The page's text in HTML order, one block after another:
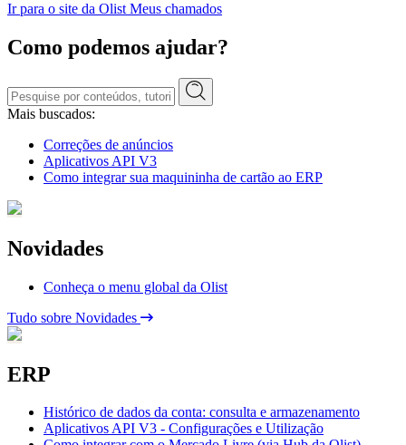
Ir para o site da Olist Meus chamados
Como podemos ajudar?
Mais buscados:
Correções de anúncios
Aplicativos API V3
Como integrar sua maquininha de cartão ao ERP
Novidades
Conheça o menu global da Olist
Tudo sobre Novidades
ERP
Histórico de dados da conta: consulta e armazenamento
Aplicativos API V3 - Configurações e Utilização